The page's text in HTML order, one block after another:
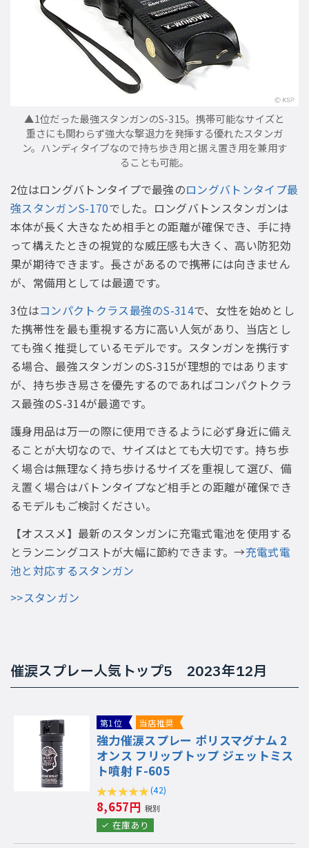
▲1位だった最強スタンガンのS-315。携帯可能なサイズと
重さにも関わらず強大な撃退力を発揮する優れたスタンガ
ン。ハンディタイプなので持ち歩き用と据え置き用を兼用す
ることも可能。
2位はロングバトンタイプで最強のロングバトンタイプ最
強スタンガンS-170でした。ロングバトンスタンガンは
本体が長く大きなため相手との距離が確保でき、手に持
って構えたときの視覚的な威圧感も大きく、高い防犯効
果が期待できます。長さがあるので携帯には向きません
が、常備用としては最適です。
3位はコンパクトクラス最強のS-314で、女性を始めとし
た携帯性を最も重視する方に高い人気があり、当店とし
ても強く推奨しているモデルです。スタンガンを携行す
る場合、最強スタンガンのS-315が理想的ではあります
が、持ち歩き易さを優先するのであればコンパクトクラ
ス最強のS-314が最適です。
護身用品は万一の際に使用できるように必ず身近に備え
ることが大切なので、サイズはとても大切です。持ち歩
く場合は無理なく持ち歩けるサイズを重視して選び、備
え置く場合はバトンタイプなど相手との距離が確保でき
るモデルもご検討ください。
【オススメ】最新のスタンガンに充電式電池を使用する
とランニングコストが大幅に節約できます。→充電式電
池と対応するスタンガン
>>スタンガン
催涙スプレー人気トップ5 2023年12月
第1位 当店推奨
強力催涙スプレー ポリスマグナム 2
オンス フリップトップ ジェットミス
ト噴射 F-605
(42)
8,657円 税別
在庫あり